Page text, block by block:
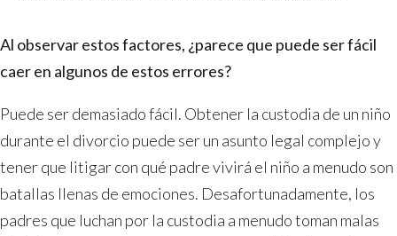
Al observar estos factores, ¿parece que puede ser fácil
caer en algunos de estos errores?
Puede ser demasiado fácil. Obtener la custodia de un niño
durante el divorcio puede ser un asunto legal complejo y
tener que litigar con qué padre vivirá el niño a menudo son
batallas llenas de emociones. Desafortunadamente, los
padres que luchan por la custodia a menudo toman malas